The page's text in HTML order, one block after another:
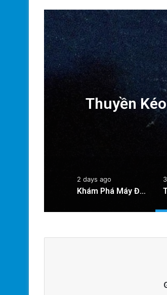
Thuyền
2 days ago
Khám Phá Máy Đào Hầm Nổ Đá Đầu Tiên Trên Thế Giới: Bước Đột Phá Trong Công Nghệ Xây Dựng